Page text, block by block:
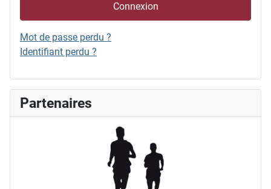
Connexion
Mot de passe perdu ?
Identifiant perdu ?
Partenaires